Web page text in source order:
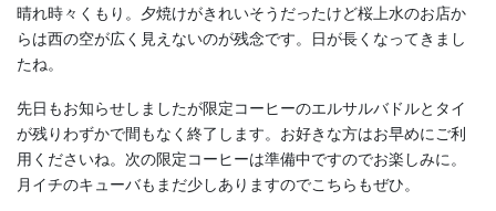
晴れ時々くもり。夕焼けがきれいそうだったけど桜上水のお店か
らは西の空が広く見えないのが残念です。日が長くなってきまし
たね。
先日もお知らせしましたが限定コーヒーのエルサルバドルとタイ
が残りわずかで間もなく終了します。お好きな方はお早めにご利
用くださいね。次の限定コーヒーは準備中ですのでお楽しみに。
月イチのキューバもまだ少しありますのでこちらもぜひ。